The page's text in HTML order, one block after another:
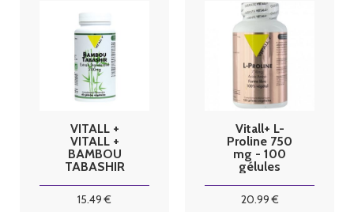
VITALL +
VITALL +
BAMBOU
TABASHIR
15.49 €
Vitall+ L-
Proline 750
mg - 100
gélules
20.99€